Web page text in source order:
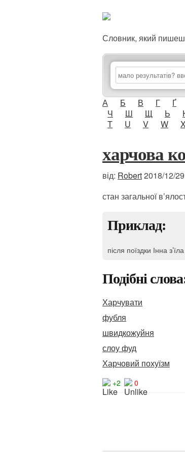
Словник, який
А Б В Г Ґ
Ч
Ш Щ Ь
T
U V W X
харчова
від: Robert2018/12/29
стан загальної
Приклад:
після поїздки Інна
Подібні
Харчувати
фубля
швидкожуйня
слоу фуд
Харчовий похуїзм
+2 0